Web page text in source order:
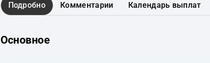
Подробно Комментарии Календарь выплат
Основное